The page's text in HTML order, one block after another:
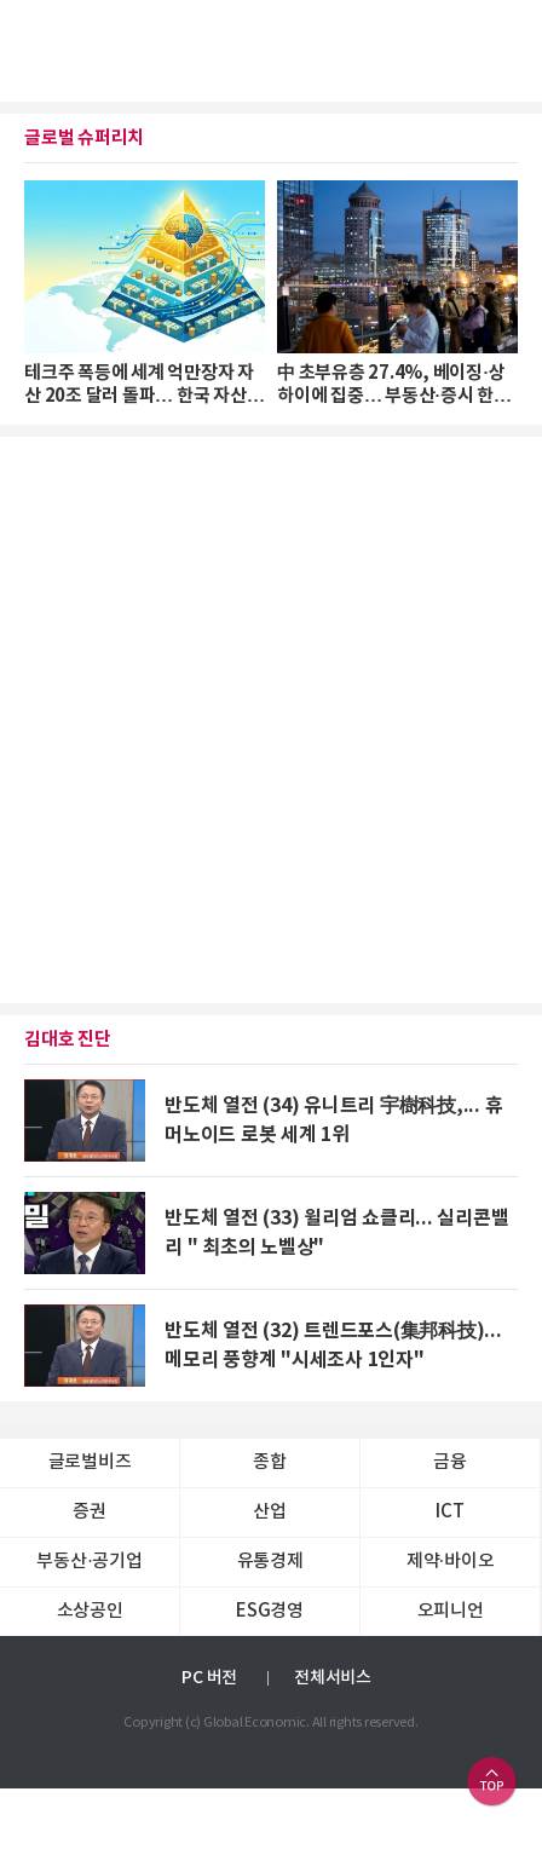
글로벌 슈퍼리치
테크주 폭등에 세계 억만장자 자
산 20조 달러 돌파… 한국 자산
中 초부유층 27.4%, 베이징·상
하이에 집중… 부동산·증시 한파
김대호 진단
반도체 열전 (34) 유니트리 宇樹科技,... 휴
머노이드 로봇 세계 1위
반도체 열전 (33) 윌리엄 쇼클리... 실리콘밸
리 " 최초의 노벨상"
반도체 열전 (32) 트렌드포스(集邦科技)...
메모리 풍향계 "시세조사 1인자"
글로벌비즈 종합 금융
증권 산업 ICT
부동산·공기업 유통경제 제약∙바이오
소상공인 ESG경영 오피니언
PC 버전 전체서비스
Copyright (c) Global Economic. All rights reserved.